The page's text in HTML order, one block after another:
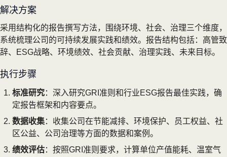
解决方案
采用结构化的报告撰写方法，围绕环境、社会、治理三个维度，
系统梳理公司的可持续发展实践和绩效。报告结构包括：高管致
辞、ESG战略、环境绩效、社会贡献、治理实践、未来目标。
执行步骤
标准研究：深入研究GRI准则和行业ESG报告最佳实践，确
定报告框架和内容要点。
数据收集：收集公司在节能减排、环境保护、员工权益、社
区公益、公司治理等方面的数据和案例。
绩效评估：按照GRI准则要求，计算单位产值能耗、温室气